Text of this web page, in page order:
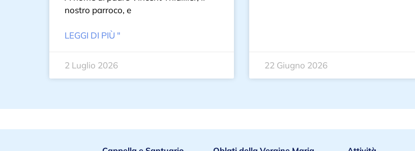
nostro parroco, e
LEGGI DI PIÙ "
2 Luglio 2026 22 Giugno 2026